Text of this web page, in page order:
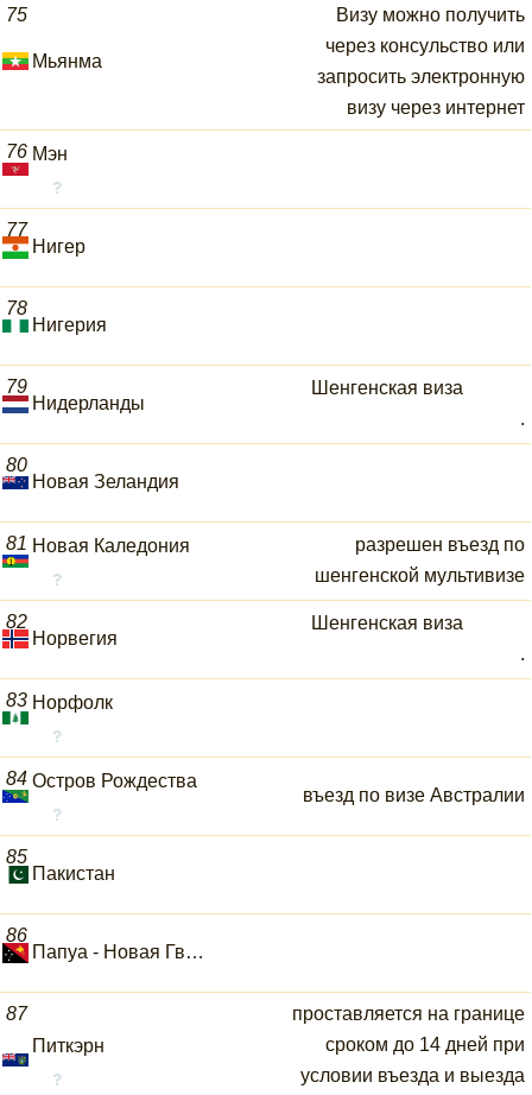
75
Мьянма
Визу можно получить
через консульство или
запросить электронную
визу через интернет
76 Мэн
77
Нигер
78
Нигерия
79
Нидерланды
Шенгенская виза
.
80
Новая Зеландия
81 Новая Каледония
разрешен въезд по
шенгенской мультивизе
82
Норвегия
Шенгенская виза
.
83 Норфолк
84 Остров Рождества
въезд по визе Австралии
85
Пакистан
86
Папуа - Новая Гвинея
87
Питкэрн
проставляется на границе
сроком до 14 дней при
условии въезда и выезда